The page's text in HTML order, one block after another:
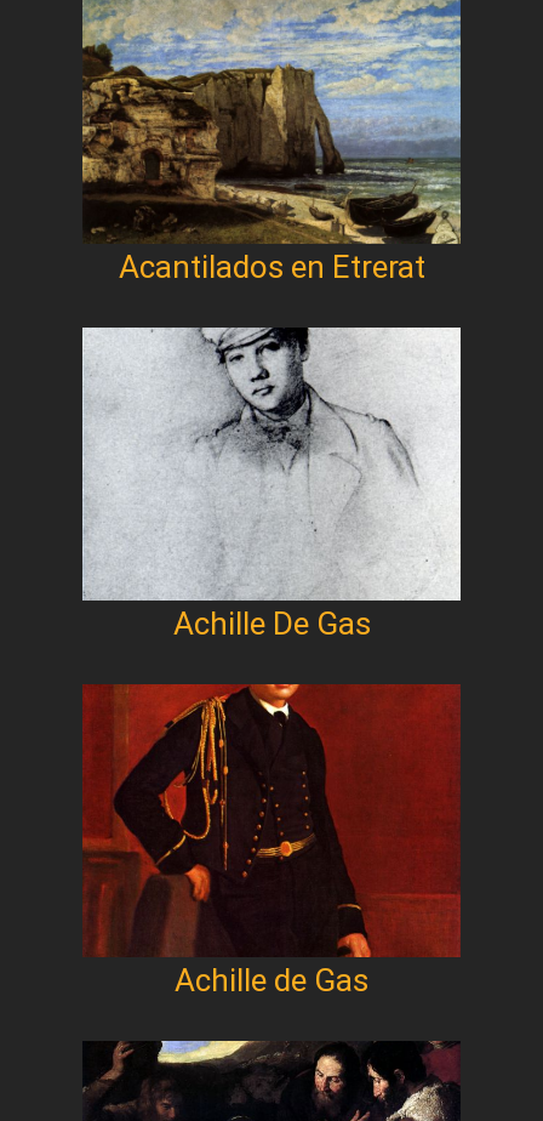
Acantilados en Etrerat
Achille De Gas
Achille de Gas